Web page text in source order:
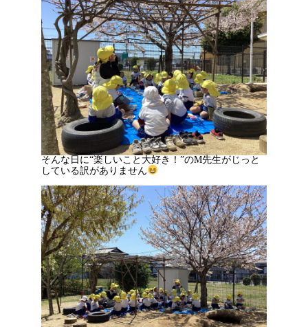
そんな日に“楽しいこと大好き！”のM先生がじっと
している訳がありません